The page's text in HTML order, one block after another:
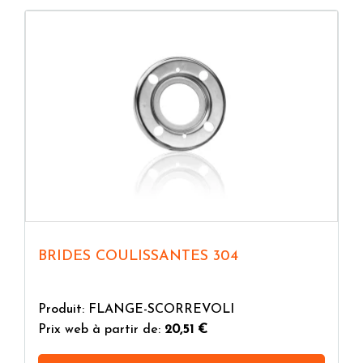
BRIDES COULISSANTES 304
Produit: FLANGE-SCORREVOLI
Prix web à partir de: 20,51 €